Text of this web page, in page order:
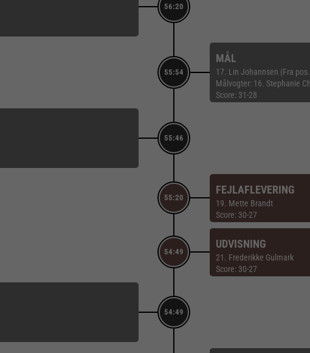
56:20
55:54
MÅL
17. Lin Johannsen (Fra
Målvogter: 16. Stephanie
Score: 31-28
55:46
55:20
FEJLAFLEVERING
19. Mette Brandt
Score: 30-27
54:49
UDVISNING
21. Frederikke Gulmark
Score: 30-27
54:49